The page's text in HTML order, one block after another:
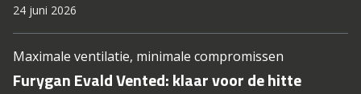
24 juni 2026
Maximale ventilatie, minimale compromissen
Furygan Evald Vented: klaar voor de hitte